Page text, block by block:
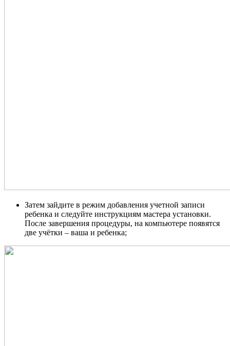
Затем зайдите в режим добавления учетной записи
ребенка и следуйте инструкциям мастера установки.
После завершения процедуры, на компьютере появятся
две учётки – ваша и ребенка;